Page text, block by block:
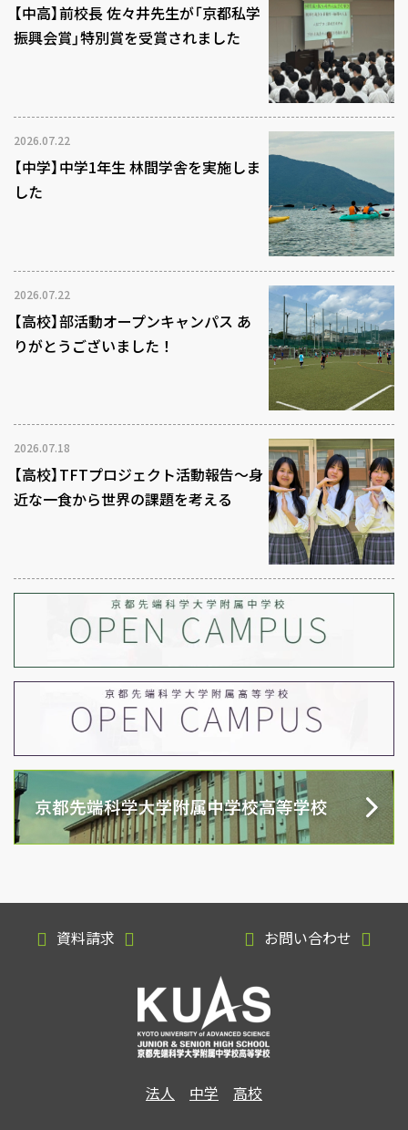
【中高】前校長 佐々井先生が「京都私学
振興会賞」特別賞を受賞されました
2026.07.22
【中学】中学1年生 林間学舎を実施しま
した
2026.07.22
【高校】部活動オープンキャンパス あ
りがとうございました！
2026.07.18
【高校】TFTプロジェクト活動報告～身
近な一食から世界の課題を考える
資料請求 お問い合わせ
法人 中学 高校